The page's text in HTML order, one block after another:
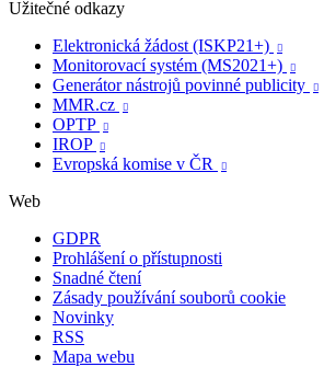
Užitečné odkazy
Elektronická žádost (ISKP21+)

Monitorovací systém (MS2021+) 
Generátor nástrojů povinné publicity 
MMR.cz 
OPTP 
IROP 
Evropská komise v ČR 
Web
GDPR
Prohlášení o přístupnosti
Snadné čtení
Zásady používání souborů cookie
Novinky
RSS
Mapa webu